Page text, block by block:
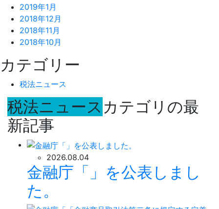
2019年1月
2018年12月
2018年11月
2018年10月
カテゴリー
税法ニュース
税法ニュース カテゴリの最
新記事
2026.08.04
金融庁「」を公表しまし
た。